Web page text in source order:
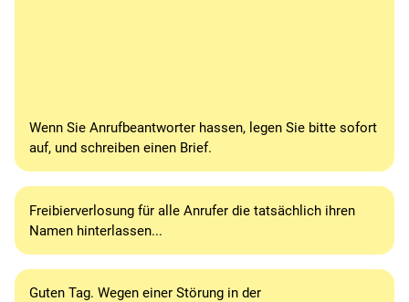
Wenn Sie Anrufbeantworter hassen, legen Sie bitte sofort
auf, und schreiben einen Brief.
Freibierverlosung für alle Anrufer die tatsächlich ihren
Namen hinterlassen...
Guten Tag. Wegen einer Störung in der